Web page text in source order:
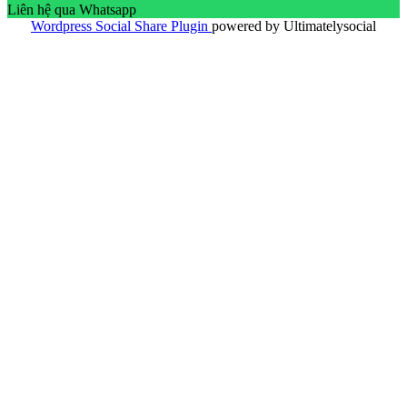
Liên hệ qua Whatsapp
Wordpress Social Share Plugin powered by Ultimatelysocial